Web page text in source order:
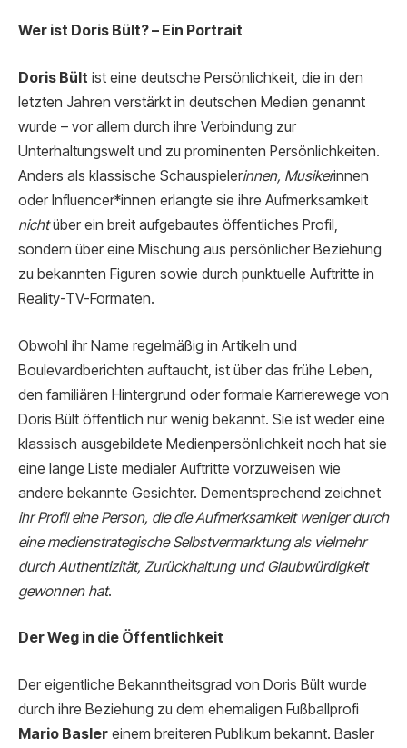
Wer ist Doris Bült? – Ein Portrait
Doris Bült ist eine deutsche Persönlichkeit, die in den
letzten Jahren verstärkt in deutschen Medien genannt
wurde – vor allem durch ihre Verbindung zur
Unterhaltungswelt und zu prominenten Persönlichkeiten.
Anders als klassische Schauspielerinnen, Musikerinnen
oder Influencer*innen erlangte sie ihre Aufmerksamkeit
nichtüber ein breit aufgebautes öffentliches Profil,
sondern über eine Mischung aus persönlicher Beziehung
zu bekannten Figuren sowie durch punktuelle Auftritte in
Reality-TV-Formaten.
Obwohl ihr Name regelmäßig in Artikeln und
Boulevardberichten auftaucht, ist über das frühe Leben,
den familiären Hintergrund oder formale Karrierewege von
Doris Bült öffentlich nur wenig bekannt. Sie ist weder eine
klassisch ausgebildete Medienpersönlichkeit noch hat sie
eine lange Liste medialer Auftritte vorzuweisen wie
andere bekannte Gesichter. Dementsprechend zeichnet
ihr Profil eine Person, die die Aufmerksamkeit weniger durch
eine medienstrategische Selbstvermarktung als vielmehr
durch Authentizität, Zurückhaltung und Glaubwürdigkeit
gewonnen hat.
Der Weg in die Öffentlichkeit
Der eigentliche Bekanntheitsgrad von Doris Bült wurde
durch ihre Beziehung zu dem ehemaligen Fußballprofi
Mario Basler einem breiteren Publikum bekannt. Basler